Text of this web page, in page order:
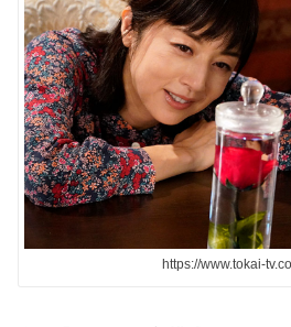
https://www.tokai-